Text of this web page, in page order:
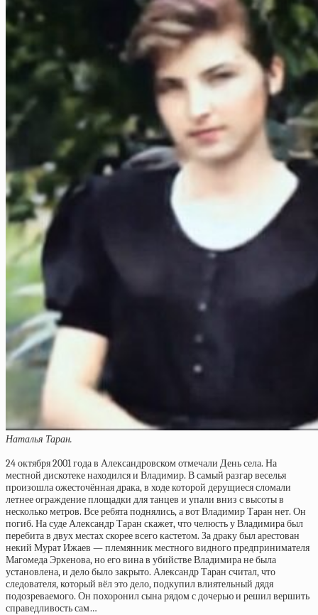
Наталья Таран.
24 октября 2001 года в Александровском отмечали День села. На
местной дискотеке находился и Владимир. В самый разгар веселья
произошла ожесточённая драка, в ходе которой дерущиеся сломали
летнее ограждение площадки для танцев и упали вниз с высоты в
несколько метров. Все ребята поднялись, а вот Владимир Таран нет. Он
погиб. На суде Александр Таран скажет, что челюсть у Владимира был
перебита в двух местах скорее всего кастетом. За драку был арестован
некий Мурат Ижаев — племянник местного видного предпринимателя
Магомеда Эркенова, но его вина в убийстве Владимира не была
установлена, и дело было закрыто. Александр Таран считал, что
следователя, который вёл это дело, подкупил влиятельный дядя
подозреваемого. Он похоронил сына рядом с дочерью и решил вершить
справедливость сам…